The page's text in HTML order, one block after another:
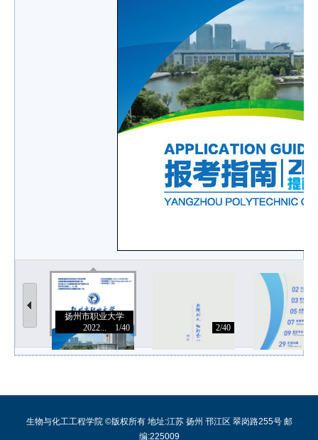
扬州市职业大学
2022...
1/40 2/40
生物与化工工程学院 ©版权所有 地址:江苏 扬州 邗江区 翠岗路255号 邮
编:225009